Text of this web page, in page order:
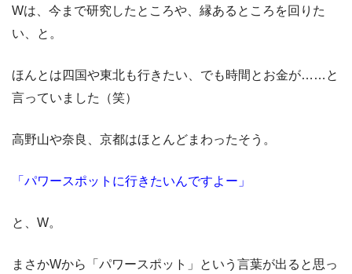
Wは、今まで研究したところや、縁あるところを回りた
い、と。
ほんとは四国や東北も行きたい、でも時間とお金が……と
言っていました（笑）
高野山や奈良、京都はほとんどまわったそう。
「パワースポットに行きたいんですよー」
と、W。
まさかWから「パワースポット」という言葉が出ると思っ